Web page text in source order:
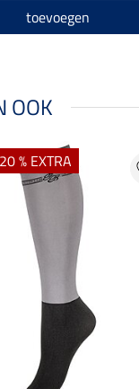
toevoegen
OOK
% EXTRA